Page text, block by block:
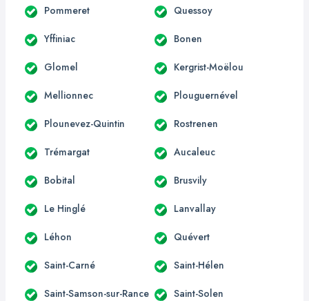
Pommeret Quessoy
Yffiniac Bonen
Glomel Kergrist-Moëlou
Mellionnec Plouguernével
Plounevez-Quintin Rostrenen
Trémargat Aucaleuc
Bobital Brusvily
Le Hinglé Lanvallay
Léhon Quévert
Saint-Carné Saint-Hélen
Saint-Samson-sur-Rance Saint-Solen